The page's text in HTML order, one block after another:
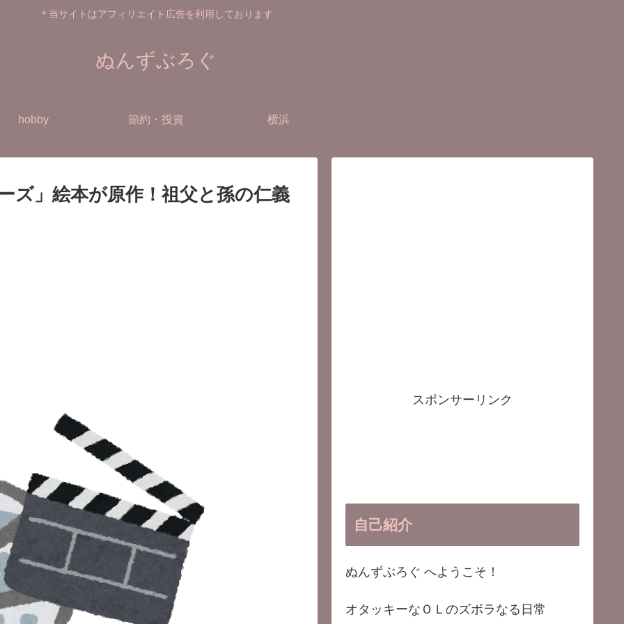
＊当サイトはアフィリエイト広告を利用しております
ぬんずぶろぐ
hobby 節約・投資 横浜
ズ」絵本が原作！祖父と孫の仁義
スポンサーリンク
自己紹介
ぬんずぶろぐ へようこそ！
オタッキーなＯＬのズボラなる日常